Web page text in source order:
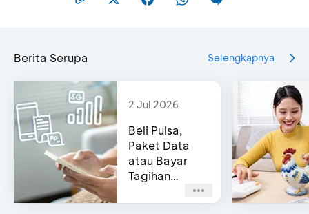
Berita Serupa Selengkapnya
2 Jul 2026
Beli Pulsa,
Paket Data
atau Bayar
Tagihan
Pascabayar?
Bisa di e-